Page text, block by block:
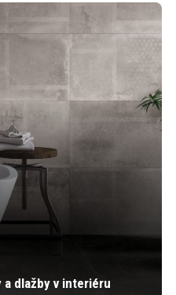
dlažby v interiéru